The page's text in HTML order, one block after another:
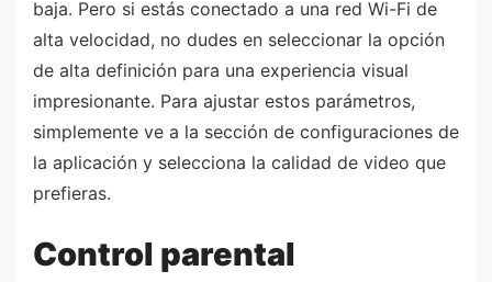
baja. Pero si estás conectado a una red Wi-Fi de
alta velocidad, no dudes en seleccionar la opción
de alta definición para una experiencia visual
impresionante. Para ajustar estos parámetros,
simplemente ve a la sección de configuraciones de
la aplicación y selecciona la calidad de video que
prefieras.
Control parental